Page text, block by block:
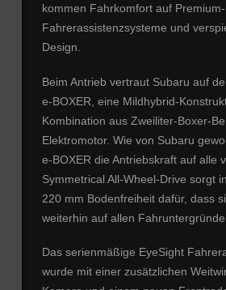
kommen Fahrkomfort auf
Fahrerassistenzsysteme und
Design.
Beim Antrieb vertraut Subaru auf
e-BOXER, eine Mildhybrid-
Kombination aus Zweiliter-Boxer-
Elektromotor. Wie von Subaru
e-BOXER die Antriebskraft auf alle
Symmetrical All-Wheel-Drive sorgt
220 mm Bodenfreiheit dafür, dass
weiterhin auf allen
Das serienmäßige EyeSight
wurde mit einer zusätzlichen